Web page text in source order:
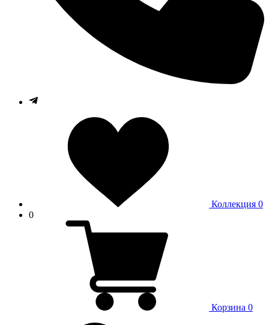
Коллекция 0
0
Корзина 0